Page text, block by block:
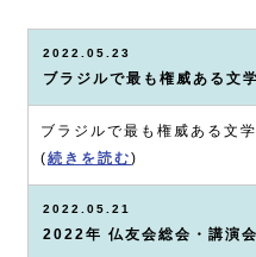
2022.05.23
ブラジルで最も権威ある文
ブラジルで最も権威ある文
( 続きを読む )
2022.05.21
2022年 仏友会総会・講演会